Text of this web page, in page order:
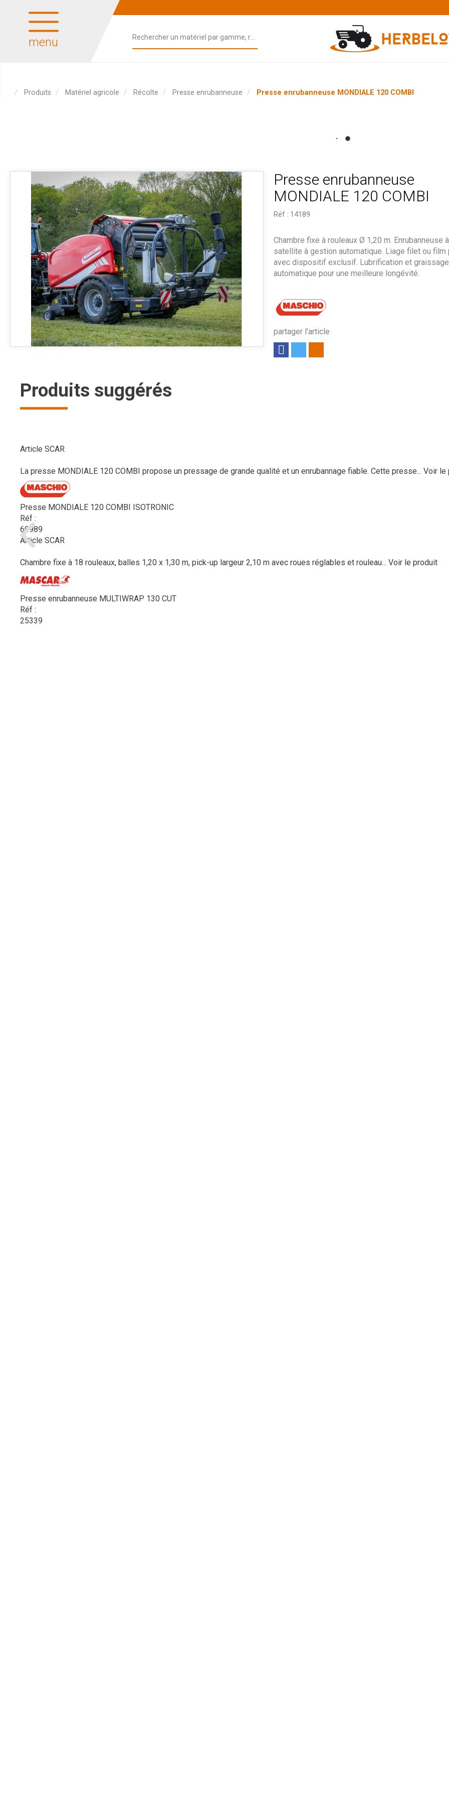
menu
Produits Matériel agricole Récolte Presse enrubanneuse Presse enrubanneuse MONDIALE 120 COMBI
Presse enrubanneuse
MONDIALE 120 COMBI
Réf : 14189
partager l'article
Chambre fixe à rouleaux Ø 1,20 m. Enrubanneuse
satellite à gestion automatique. Liage filet ou film
avec dispositif exclusif. Lubrification et graissage
automatique pour une meilleure longévité.
Produits suggérés
Article SCAR
La presse MONDIALE 120 COMBI propose un pressage de grande qualité et un enrubannage fiable. Cette presse... Voir le
Presse MONDIALE 120 COMBI ISOTRONIC
Réf :
60989
Article SCAR
Chambre fixe à 18 rouleaux, balles 1,20 x 1,30 m, pick-up largeur 2,10 m avec roues réglables et rouleau... Voir le produit
Presse enrubanneuse MULTIWRAP 130 CUT
Réf :
25339